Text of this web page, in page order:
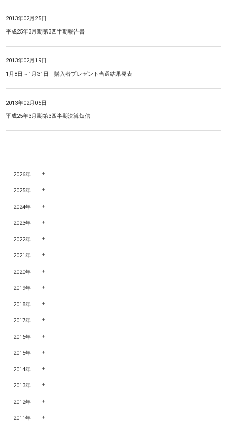
2013年02月25日
平成25年3月期第3四半期報告書
2013年02月19日
1月8日～1月31日 購入者プレゼント当選結果発表
2013年02月05日
平成25年3月期第3四半期決算短信
2026年
2025年
2024年
2023年
2022年
2021年
2020年
2019年
2018年
2017年
2016年
2015年
2014年
2013年
2012年
2011年